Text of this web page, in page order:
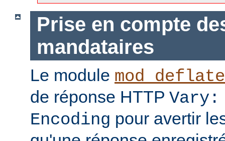
Prise en compte
mandataires
Le module mod_deflate
de réponse HTTP Vary:
Encoding pour avertir